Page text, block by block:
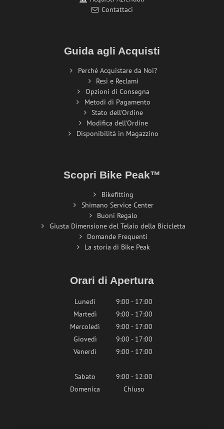
Contattaci
Guida agli Acquisti
Perché Acquistare da Noi?
Resi e Reclami
Opzioni di Consegna
Metodi di Pagamento
Stato dell'Ordine
Modifica dell'Ordine
Disponibilità in Magazzino
Scopri Bike Peak™
Bikefitting
Shimano Service Center
Buoni Regalo
Giusta Dimensione del Telaio della Bicicletta
Domande Frequenti
La storia di Bike Peak
Orari di Apertura
Lunedì
9:00 - 17:00
Martedì
9:00 - 17:00
Mercoledì
9:00 - 17:00
Giovedì
9:00 - 17:00
Venerdì
9:00 - 17:00
Sabato
9:00 - 12:00
Domenica
Chiuso